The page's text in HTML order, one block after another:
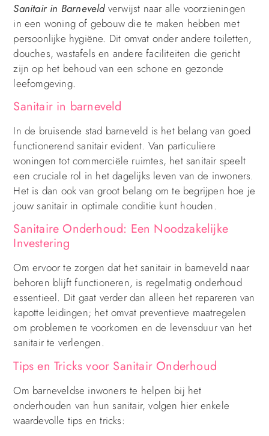
Sanitair in Barneveldverwijst naar alle voorzieningen
in een woning of gebouw die te maken hebben met
persoonlijke hygiëne. Dit omvat onder andere toiletten,
douches, wastafels en andere faciliteiten die gericht
zijn op het behoud van een schone en gezonde
leefomgeving.
Sanitair in barneveld
In de bruisende stad barneveld is het belang van goed
functionerend sanitair evident. Van particuliere
woningen tot commerciële ruimtes, het sanitair speelt
een cruciale rol in het dagelijks leven van de inwoners.
Het is dan ook van groot belang om te begrijpen hoe je
jouw sanitair in optimale conditie kunt houden.
Sanitaire Onderhoud: Een Noodzakelijke
Investering
Om ervoor te zorgen dat het sanitair in barneveld naar
behoren blijft functioneren, is regelmatig onderhoud
essentieel. Dit gaat verder dan alleen het repareren van
kapotte leidingen; het omvat preventieve maatregelen
om problemen te voorkomen en de levensduur van het
sanitair te verlengen.
Tips en Tricks voor Sanitair Onderhoud
Om barneveldse inwoners te helpen bij het
onderhouden van hun sanitair, volgen hier enkele
waardevolle tips en tricks: